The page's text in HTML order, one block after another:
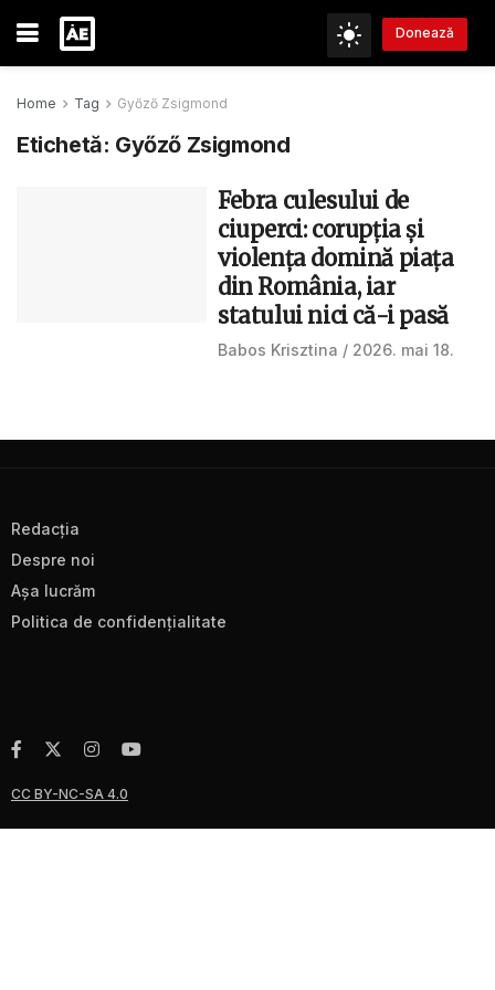
Donează
Home Tag Győző Zsigmond
Etichetă: Győző Zsigmond
Febra culesului de
ciuperci: corupția și
violența domină piața
din România, iar
statului nici că-i pasă
Babos Krisztina 2026. mai 18.
Redacţia
Despre noi
Aşa lucrăm
Politica de confidenţialitate
CC BY-NC-SA 4.0